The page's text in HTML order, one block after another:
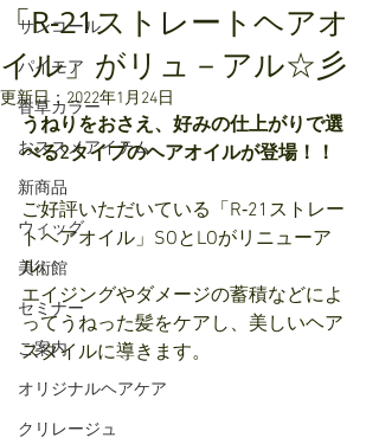
サンコール
パイモア
香草カラー
おススメアイテム
新商品
ウィッグ
美術館
セミナー
ご案内
オリジナルヘアケア
クリレージュ
「R‐21ストレートヘアオ
イル」がリュ－アル☆彡
更新日： 2022年1月24日
うねりをおさえ、好みの仕上がりで選
べる2タイプのヘアオイルが登場！！
ご好評いただいている「R‐21ストレー
トヘアオイル」SOとLOがリニューア
ル。
エイジングやダメージの蓄積などによ
ってうねった髪をケアし、美しいヘア
スタイルに導きます。